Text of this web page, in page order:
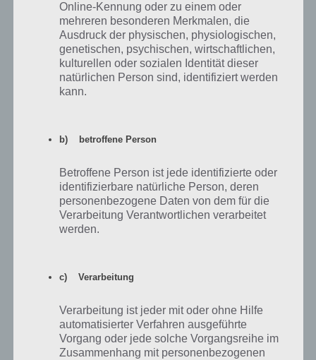
Hinderniswand 15100
Verbessert Eitelkeit-
Bewertung
Softball-Mr.
19500 Kostüm für Mr. Burns
Zeitplan zum Schaffen aller Preise
euch zeigt, an welchem Tag ihr wieviele Schaumstoffhände
gesammelt haben müsst, um alle Preise bis zum Ende von Akt 1 des
Simpsons Springfield Tipp-Ball Event zu bekommen.
Zum Abschluss wollen wir nun noch auf die Akt 1 Storyline eingehen.
automatisch. Daneben gibt es noch optinale Storylines, die sich mit
Tipp-Ball, Fans bei Freunden und die Figuren auseinandersetzen.
Online-Kennung oder zu einem oder
mehreren besonderen Merkmalen, die
Ausdruck der physischen, physiologischen,
genetischen, psychischen, wirtschaftlichen,
kulturellen oder sozialen Identität dieser
natürlichen Person sind, identifiziert werden
kann.
b) betroffene Person
Betroffene Person ist jede identifizierte oder
identifizierbare natürliche Person, deren
personenbezogene Daten von dem für die
Verarbeitung Verantwortlichen verarbeitet
werden.
c) Verarbeitung
Verarbeitung ist jeder mit oder ohne Hilfe
automatisierter Verfahren ausgeführte
Vorgang oder jede solche Vorgangsreihe im
Zusammenhang mit personenbezogenen